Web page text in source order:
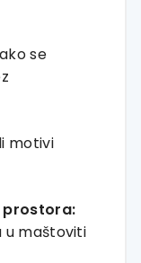
se
motivi
prostora:
u maštoviti